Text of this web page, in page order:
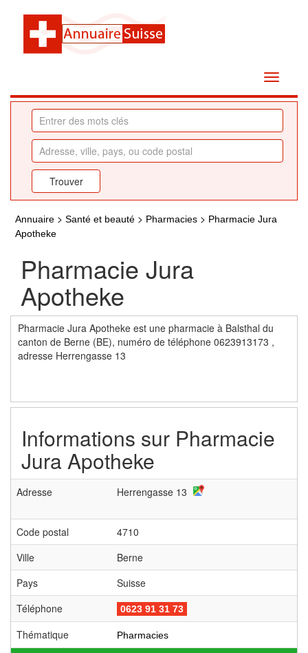
Annuaire > Santé et beauté > Pharmacies > Pharmacie Jura
Apotheke
Pharmacie Jura
Apotheke
Pharmacie Jura Apotheke est une pharmacie à Balsthal du
canton de Berne (BE), numéro de téléphone 0623913173 ,
adresse Herrengasse 13
Informations sur Pharmacie
Jura Apotheke
Adresse Herrengasse 13
Code postal
4710
Ville
Berne
Pays
Suisse
Téléphone
0623 91 31 73
Thématique Pharmacies